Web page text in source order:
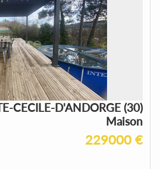
CECILE-D'ANDORGE (30)
Maison
229000 €